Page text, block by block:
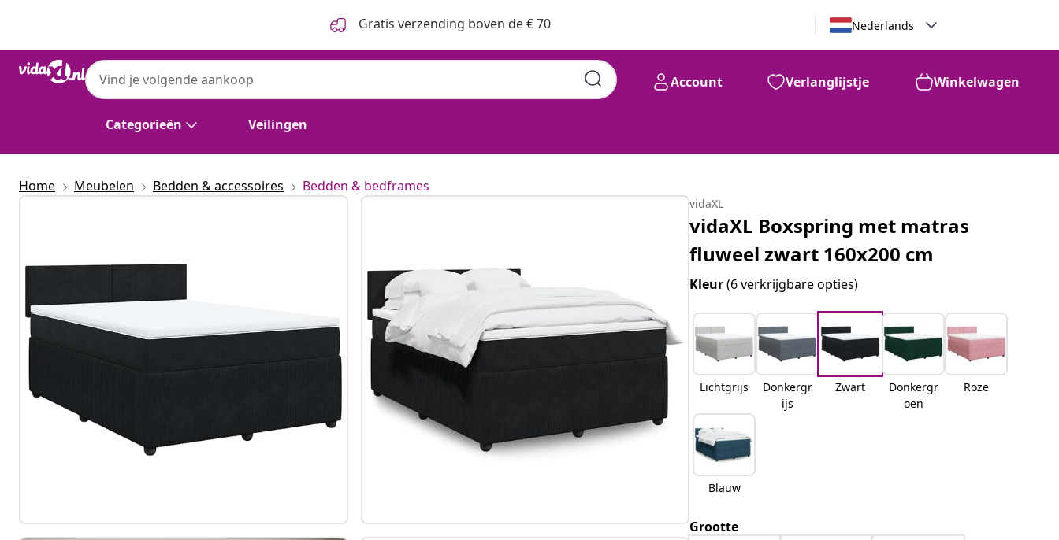
Gratis verzending boven de € 70 Nederlands
Categorieën Veilingen
Account Verlanglijstje Winkelwagen
Home Meubelen Bedden & accessoires Bedden & bedframes
vidaXL
vidaXL Boxspring met matras
fluweel zwart 160x200 cm
Kleur(6 verkrijgbare opties)
Lichtgrijs
Donkergr
ijs
Zwart
Donkergr
oen
Roze
Blauw
Grootte